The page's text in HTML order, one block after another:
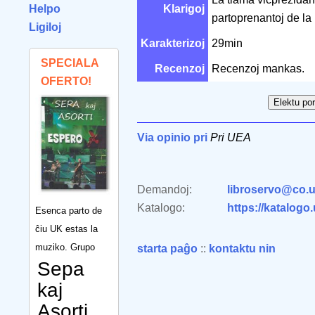
Helpo
Ligiloj
SPECIALA
OFERTO!
Esenca parto de
ĉiu UK estas la
muziko. Grupo
Sepa
kaj
Klarigoj
partoprenantoj de
Karakterizoj 29min
Recenzoj Recenzoj mankas.
Via opinio pri Pri UEA
Demandoj:
Katalogo:
https://
starta paĝo :: kontaktu nin